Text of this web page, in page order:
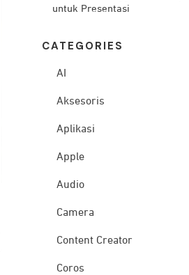
untuk Presentasi
CATEG ORIES
AI
Aksesoris
Aplikasi
Apple
Audio
Camera
Content Creator
Coros